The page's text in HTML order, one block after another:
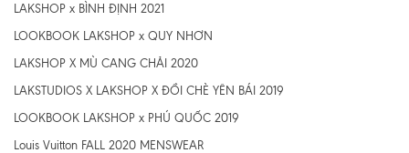
LAKSHOP x BÌNH ĐỊNH 2021
LOOKBOOK LAKSHOP x QUY NHƠN
LAKSHOP X MÙ CANG CHẢI 2020
LAKSTUDIOS X LAKSHOP X ĐỒI CHÈ YÊN BÁI 2019
LOOKBOOK LAKSHOP x PHÚ QUỐC 2019
Louis Vuitton FALL 2020 MENSWEAR